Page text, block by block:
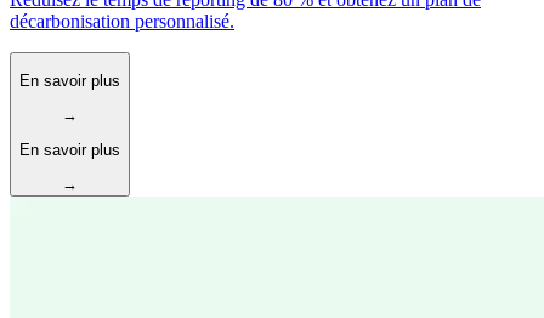
décarbonisation personnalisé.
En savoir plus
→
En savoir plus
→